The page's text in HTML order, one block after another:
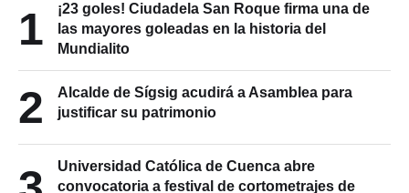
1
¡23 goles! Ciudadela San Roque firma una de
las mayores goleadas en la historia del
Mundialito
2
Alcalde de Sígsig acudirá a Asamblea para
justificar su patrimonio
Universidad Católica de Cuenca abre
convocatoria a festival de cortometrajes de